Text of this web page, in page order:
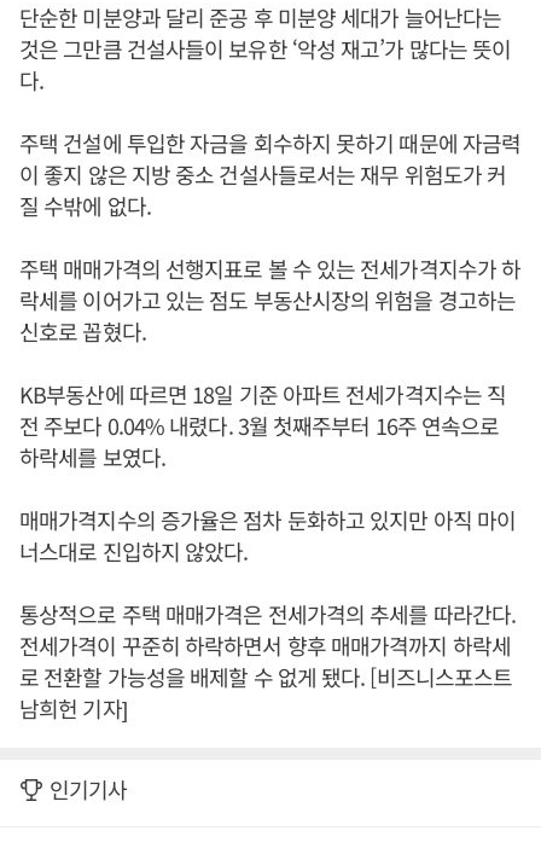
단순한 미분양과 달리 준공 후 미분양 세대가 늘어난다는
것은 그만큼 건설사들이 보유한 ‘악성 재고’가 많다는 뜻이
다.
주택 건설에 투입한 자금을 회수하지 못하기 때문에 자금력
이 좋지 않은 지방 중소 건설사들로서는 재무 위험도가 커
질 수밖에 없다.
주택 매매가격의 선행지표로 볼 수 있는 전세가격지수가 하
락세를 이어가고 있는 점도 부동산시장의 위험을 경고하는
신호로 꼽혔다.
KB부동산에 따르면 18일 기준 아파트 전세가격지수는 직
전 주보다 0.04% 내렸다. 3월 첫째주부터 16주 연속으로
하락세를 보였다.
매매가격지수의 증가율은 점차 둔화하고 있지만 아직 마이
너스대로 진입하지 않았다.
통상적으로 주택 매매가격은 전세가격의 추세를 따라간다.
전세가격이 꾸준히 하락하면서 향후 매매가격까지 하락세
로 전환할 가능성을 배제할 수 없게 됐다. [비즈니스포스트
남희헌 기자]
인기기사